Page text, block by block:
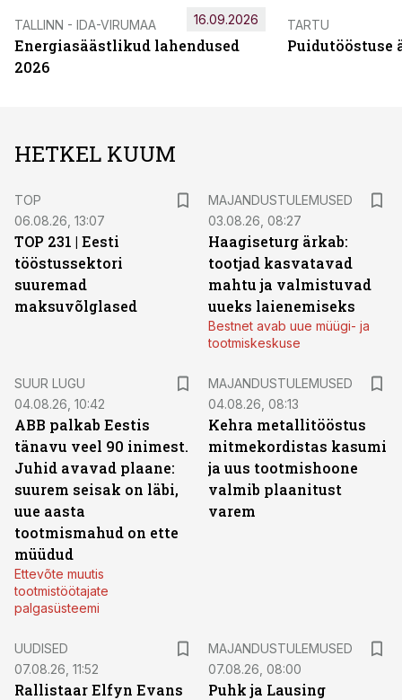
TALLINN - IDA-VIRUMAA
Energiasäästlikud lahendused
2026
16.09.2026 TARTU
Puidutööstuse
HETKEL KUUM
TOP
06.08.26, 13:07
TOP 231 | Eesti
tööstussektori
suuremad
maksuvõlglased
MAJANDUSTULEMUSED
03.08.26, 08:27
Haagiseturg ärkab:
tootjad kasvatavad
mahtu ja valmistuvad
uueks laienemiseks
Bestnet avab uue müügi- ja
tootmiskeskuse
SUUR LUGU
04.08.26, 10:42
ABB palkab Eestis
tänavu veel 90 inimest.
Juhid avavad plaane:
suurem seisak on läbi,
uue aasta
tootmismahud on ette
müüdud
Ettevõte muutis
tootmistöötajate
palgasüsteemi
MAJANDUSTULEMUSED
04.08.26, 08:13
Kehra metallitööstus
mitmekordistas kasumi
ja uus tootmishoone
valmib plaanitust
varem
UUDISED
07.08.26, 11:52
Rallistaar Elfyn Evans
MAJANDUSTULEMUSED
07.08.26, 08:00
Puhk ja Lausing